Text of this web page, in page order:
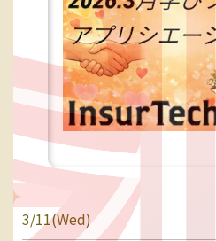
3/11(Wed)